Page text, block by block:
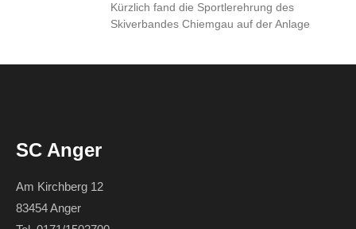
Kürzlich fand die Sportlerehrung des
Skiverbandes Chiemgau auf der Anlage
SC Anger
Am Kirchberg 12
83454 Anger